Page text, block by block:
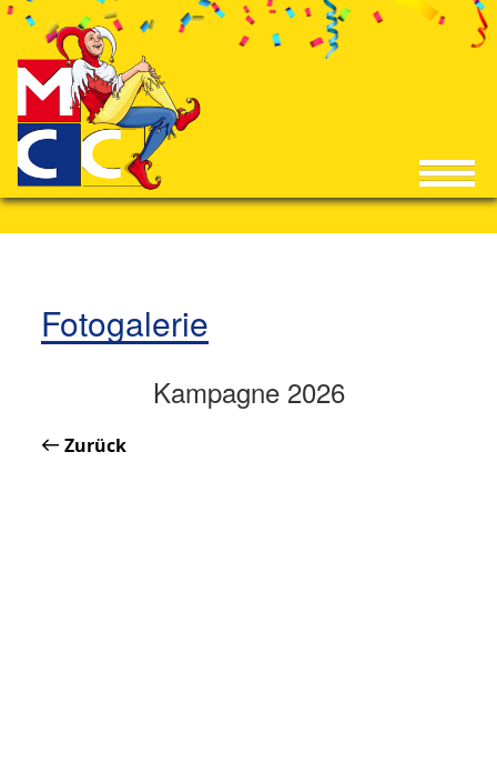
Fotogalerie
Kampagne 2026
Zurück